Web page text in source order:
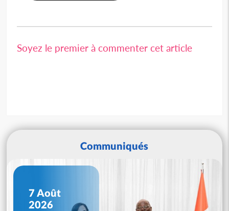
Soyez le premier à commenter cet article
Communiqués
7 Août
2026